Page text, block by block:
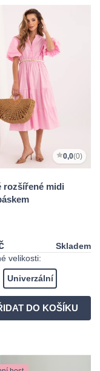
0,0(0)
rozšířené midi
Skladem
velikosti:
Univerzální